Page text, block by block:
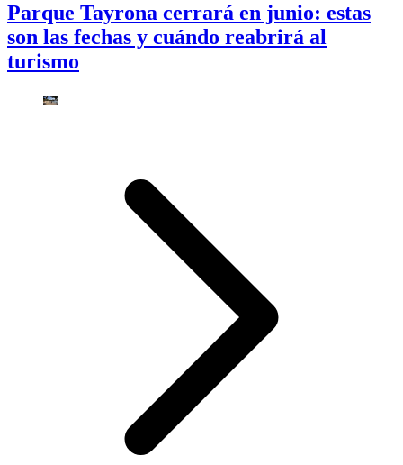
Parque Tayrona cerrará en junio: estas
son las fechas y cuándo reabrirá al
turismo